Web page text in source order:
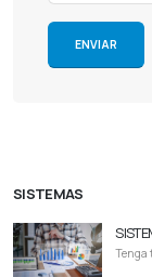
SISTEMAS
Tenga